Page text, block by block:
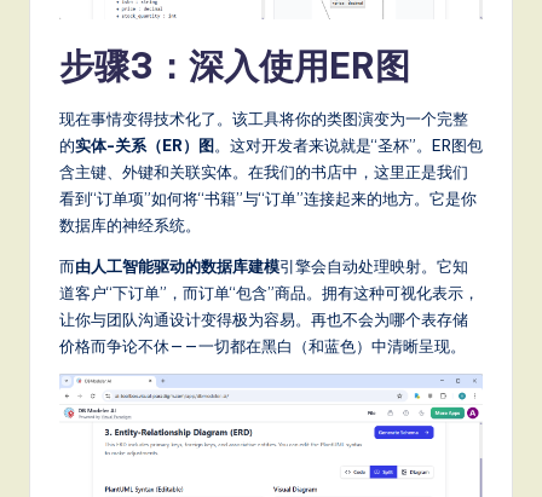
步骤3：深入使用ER图
现在事情变得技术化了。该工具将你的类图演变为一个完整
的实体-关系（ER）图。这对开发者来说就是“圣杯”。ER图包
含主键、外键和关联实体。在我们的书店中，这里正是我们
看到“订单项”如何将“书籍”与“订单”连接起来的地方。它是你
数据库的神经系统。
而由人工智能驱动的数据库建模引擎会自动处理映射。它知
道客户“下订单”，而订单“包含”商品。拥有这种可视化表示，
让你与团队沟通设计变得极为容易。再也不会为哪个表存储
价格而争论不休——一切都在黑白（和蓝色）中清晰呈现。